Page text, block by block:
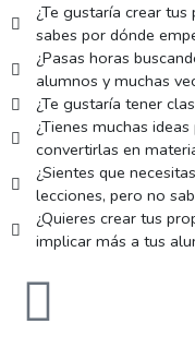
¿Te gustaría crear
sabes por dónde
¿Pasas horas
alumnos y muchas
¿Te gustaría tener
¿Tienes muchas
convertirlas en
¿Sientes que
lecciones, pero no
¿Quieres crear tus
implicar más a tus